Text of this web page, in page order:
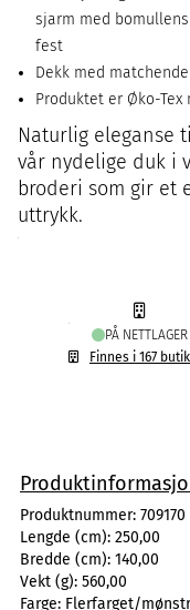
sjarm med
fest
Dekk med
Produktet er Øko-Tex
Naturlig eleganse
vår nydelige duk i
broderi som gir et
uttrykk.
PÅ NETTLAGER
Finnes i 167
Produktnummer: 709170
Lengde (cm): 250,00
Bredde (cm): 140,00
Vekt (g): 560,00
Farge: Flerfarget/